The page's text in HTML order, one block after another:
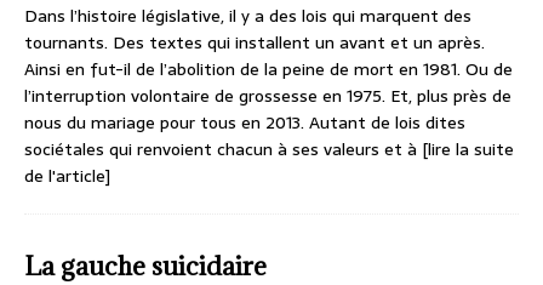
Dans l’histoire législative, il y a des lois qui marquent des
tournants. Des textes qui installent un avant et un après.
Ainsi en fut-il de l’abolition de la peine de mort en 1981. Ou de
l’interruption volontaire de grossesse en 1975. Et, plus près de
nous du mariage pour tous en 2013. Autant de lois dites
sociétales qui renvoient chacun à ses valeurs et à [lire la suite
de l'article]
La gauche suicidaire